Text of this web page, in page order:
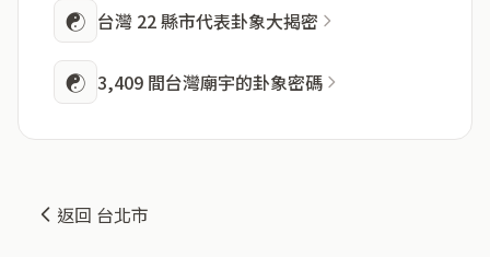
☯ 台灣 22 縣市代表卦象大揭密
☯ 3,409 間台灣廟宇的卦象密碼
返回 台北市